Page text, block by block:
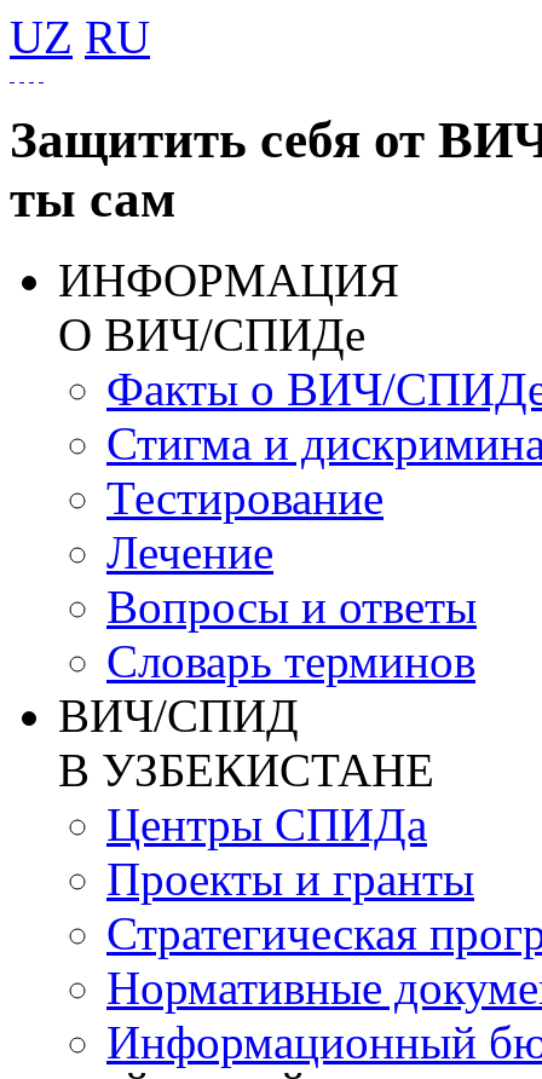
UZ RU
Защитить себя от
ты сам
ИНФОРМАЦИЯ
О ВИЧ/СПИДе
Факты о ВИЧ/
Стигма и
Тестирование
Лечение
Вопросы и ответы
Словарь терминов
ВИЧ/СПИД
В УЗБЕКИСТАНЕ
Центры СПИДа
Проекты и гранты
Стратегическая
Нормативные
Информационный